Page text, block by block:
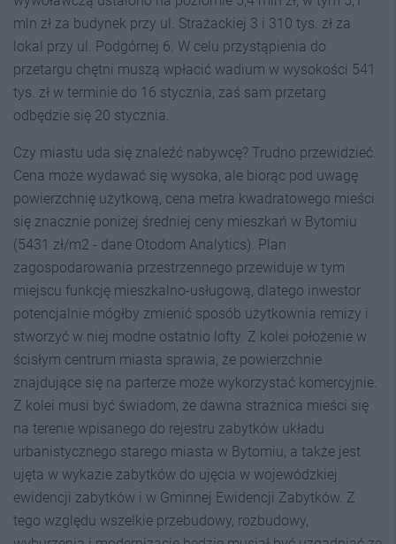
mln zł za budynek przy ul. Strażackiej 3 i 310 tys. zł za
lokal przy ul. Podgórnej 6. W celu przystąpienia do
przetargu chętni muszą wpłacić wadium w wysokości 541
tys. zł w terminie do 16 stycznia, zaś sam przetarg
odbędzie się 20 stycznia.
Czy miastu uda się znaleźć nabywcę? Trudno przewidzieć.
Cena może wydawać się wysoka, ale biorąc pod uwagę
powierzchnię użytkową, cena metra kwadratowego mieści
się znacznie poniżej średniej ceny mieszkań w Bytomiu
(5431 zł/m2 - dane Otodom Analytics). Plan
zagospodarowania przestrzennego przewiduje w tym
miejscu funkcję mieszkalno-usługową, dlatego inwestor
potencjalnie mógłby zmienić sposób użytkownia remizy i
stworzyć w niej modne ostatnio lofty. Z kolei położenie w
ścisłym centrum miasta sprawia, że powierzchnie
znajdujące się na parterze może wykorzystać komercyjnie.
Z kolei musi być świadom, że dawna strażnica mieści się
na terenie wpisanego do rejestru zabytków układu
urbanistycznego starego miasta w Bytomiu, a także jest
ujęta w wykazie zabytków do ujęcia w wojewódzkiej
ewidencji zabytków i w Gminnej Ewidencji Zabytków. Z
tego względu wszelkie przebudowy, rozbudowy,